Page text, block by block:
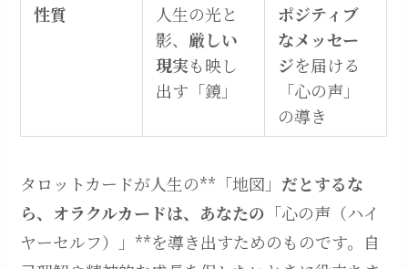
性質
人生の光と
影、 厳しい
現実も映し
出す「鏡」
ポジティブ
なメッセー
ジを届ける
「心の声」
の導き
タロットカードが人生の**「地図」 だとするな
ら、オラクルカードは、あなたの 「心の声（ハイ
ヤーセルフ）」**を導き出すためのものです。自